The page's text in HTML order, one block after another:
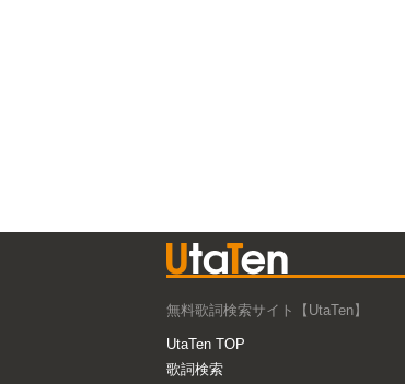
無料歌詞検索サイト【UtaTen】
UtaTen TOP
歌詞検索